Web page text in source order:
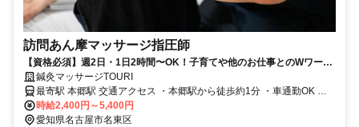
訪問あん摩マッサージ指圧師
【資格必須】週2日・1日2時間〜OK！子育てや他のお仕事とのWワーク
などスキマ時間を有効活用
鍼灸マッサージTOURI
最寄駅 本郷駅 交通アクセス ・本郷駅から徒歩約1分 ・車通勤OK ・
駐車場あり
時給2,400円～5,400円
愛知県名古屋市名東区